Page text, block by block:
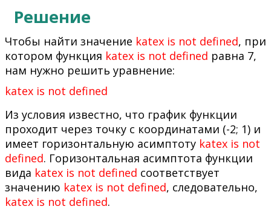
Решение
Чтобы найти значение katex is not defined, при
котором функция katex is not defined равна 7,
нам нужно решить уравнение:
katex is not defined
Из условия известно, что график функции
проходит через точку с координатами (-2; 1) и
имеет горизонтальную асимптоту katex is not
defined. Горизонтальная асимптота функции
вида katex is not defined соответствует
значению katex is not defined, следовательно,
katex is not defined.